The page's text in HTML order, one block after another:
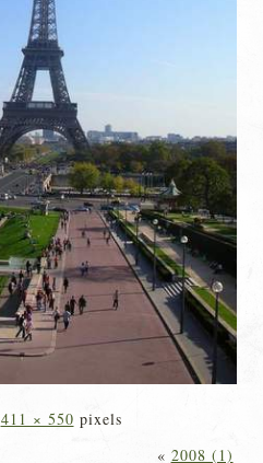
411 × 550 pixels
« 2008 (1)